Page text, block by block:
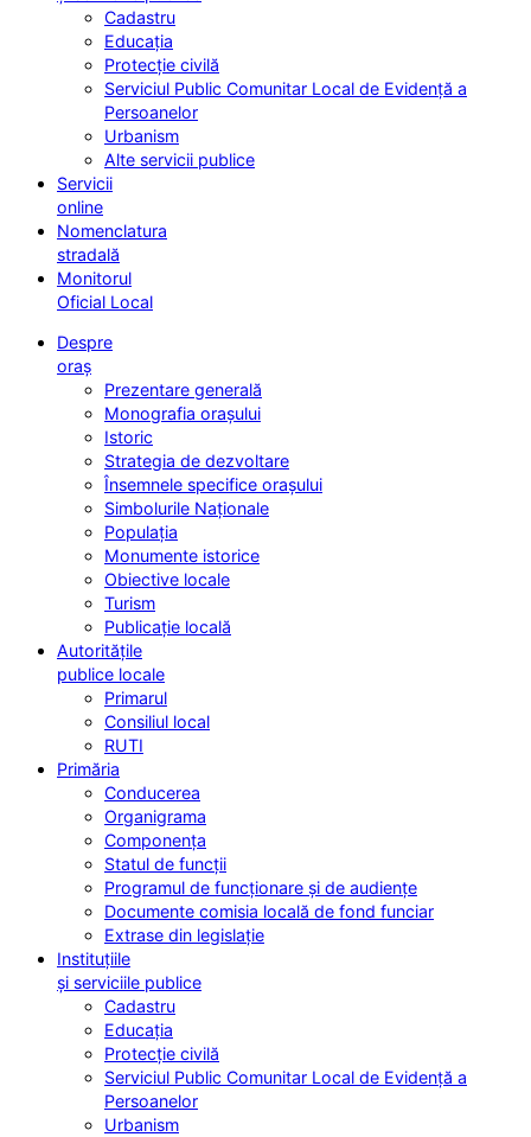
Cadastru
Educația
Protecție civilă
Serviciul Public Comunitar Local de Evidență a
Persoanelor
Urbanism
Alte servicii publice
Servicii
online
Nomenclatura
stradală
Monitorul
Oficial Local
Despre
oraș
Prezentare generală
Monografia orașului
Istoric
Strategia de dezvoltare
Însemnele specifice orașului
Simbolurile Naționale
Populația
Monumente istorice
Obiective locale
Turism
Publicație locală
Autoritățile
publice locale
Primarul
Consiliul local
RUTI
Primăria
Conducerea
Organigrama
Componența
Statul de funcții
Programul de funcționare și de audiențe
Documente comisia locală de fond funciar
Extrase din legislație
Instituțiile
și serviciile publice
Cadastru
Educația
Protecție civilă
Serviciul Public Comunitar Local de Evidență a
Persoanelor
Urbanism